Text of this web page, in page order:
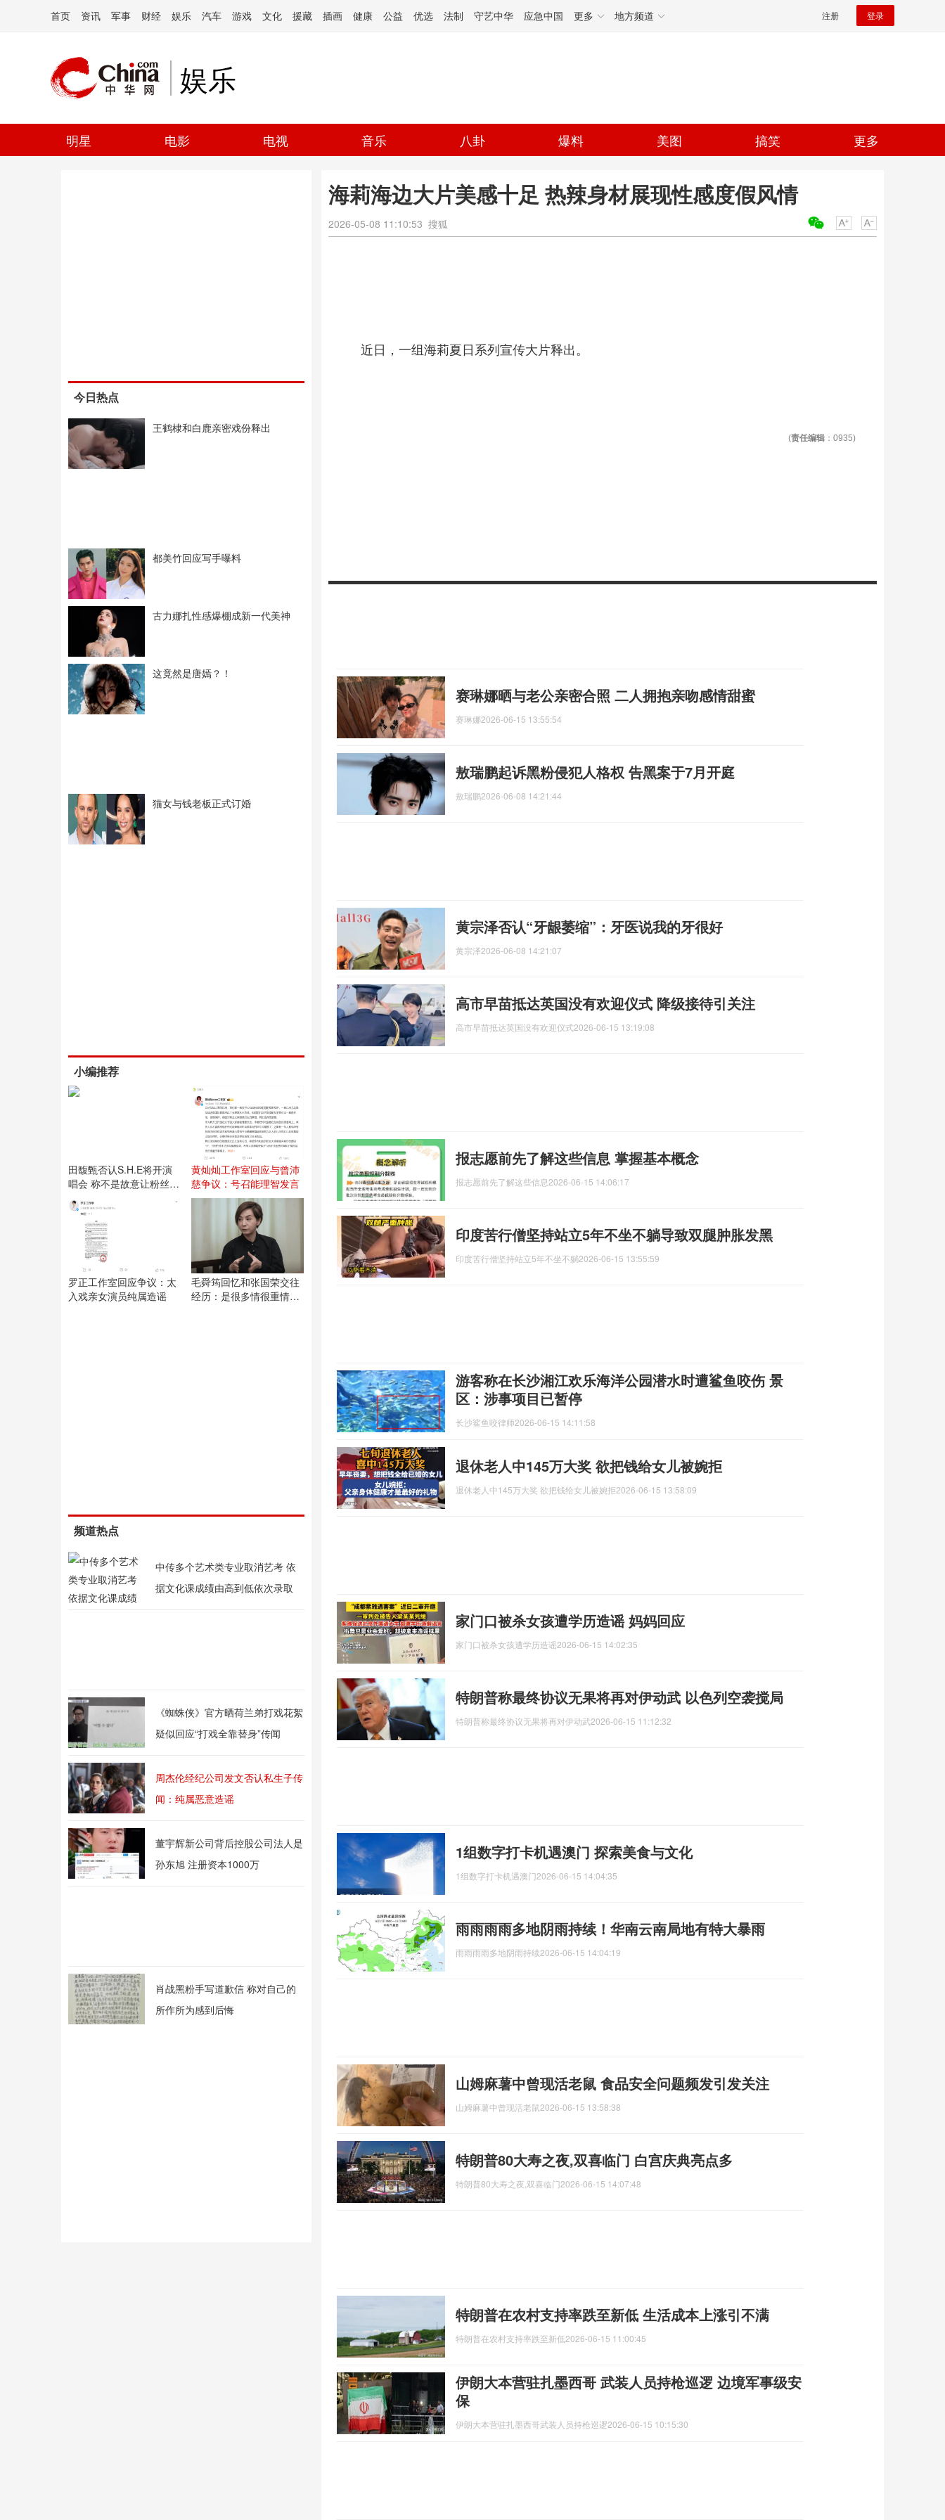
首页 资讯 军事 财经 娱乐 汽车 游戏 文化 援藏 插画 健康 公益 优选 法制 守艺中华 应急中国 更多 地方频道 注册 登录
娱乐
明星 电影 电视 音乐 八卦 爆料 美图 搞笑 更多
今日热点
王鹤棣和白鹿亲密戏份释出
都美竹回应写手曝料
古力娜扎性感爆棚成新一代美神
这竟然是唐嫣？！
猫女与钱老板正式订婚
小编推荐
田馥甄否认S.H.E将开演
唱会 称不是故意让粉丝失
望
黄灿灿工作室回应与曾沛
慈争议：号召能理智发言
罗正工作室回应争议：太
入戏亲女演员纯属造谣
毛舜筠回忆和张国荣交往
经历：是很多情很重情的
频道热点
中传多个艺术类专业取消艺考 依
据文化课成绩由高到低依次录取
《蜘蛛侠》官方晒荷兰弟打戏花絮
疑似回应“打戏全靠替身”传闻
周杰伦经纪公司发文否认私生子传
闻：纯属恶意造谣
董宇辉新公司背后控股公司法人是
孙东旭 注册资本1000万
肖战黑粉手写道歉信 称对自己的
所作所为感到后悔
海莉海边大片美感十足 热辣身材展现性感度假风情
2026-05-08 11:10:53 搜狐
近日，一组海莉夏日系列宣传大片释出。
(责任编辑 ：0935)
赛琳娜晒与老公亲密合照 二人拥抱亲吻感情甜蜜
赛琳娜2026-06-15 13:55:54
敖瑞鹏起诉黑粉侵犯人格权 告黑案于7月开庭
敖瑞鹏2026-06-08 14:21:44
黄宗泽否认“牙龈萎缩”：牙医说我的牙很好
黄宗泽2026-06-08 14:21:07
高市早苗抵达英国没有欢迎仪式 降级接待引关注
高市早苗抵达英国没有欢迎仪式2026-06-15 13:19:08
报志愿前先了解这些信息 掌握基本概念
报志愿前先了解这些信息2026-06-15 14:06:17
印度苦行僧坚持站立5年不坐不躺导致双腿肿胀发黑
印度苦行僧坚持站立5年不坐不躺2026-06-15 13:55:59
游客称在长沙湘江欢乐海洋公园潜水时遭鲨鱼咬伤 景
区：涉事项目已暂停
长沙鲨鱼咬律师2026-06-15 14:11:58
退休老人中145万大奖 欲把钱给女儿被婉拒
退休老人中145万大奖 欲把钱给女儿被婉拒2026-06-15 13:58:09
家门口被杀女孩遭学历造谣 妈妈回应
家门口被杀女孩遭学历造谣2026-06-15 14:02:35
特朗普称最终协议无果将再对伊动武 以色列空袭搅局
特朗普称最终协议无果将再对伊动武2026-06-15 11:12:32
1组数字打卡机遇澳门 探索美食与文化
1组数字打卡机遇澳门2026-06-15 14:04:35
雨雨雨雨多地阴雨持续！华南云南局地有特大暴雨
雨雨雨雨多地阴雨持续2026-06-15 14:04:19
山姆麻薯中曾现活老鼠 食品安全问题频发引发关注
山姆麻薯中曾现活老鼠2026-06-15 13:58:38
特朗普80大寿之夜,双喜临门 白宫庆典亮点多
特朗普80大寿之夜,双喜临门2026-06-15 14:07:48
特朗普在农村支持率跌至新低 生活成本上涨引不满
特朗普在农村支持率跌至新低2026-06-15 11:00:45
伊朗大本营驻扎墨西哥 武装人员持枪巡逻 边境军事级安
保
伊朗大本营驻扎墨西哥武装人员持枪巡逻2026-06-15 10:15:30